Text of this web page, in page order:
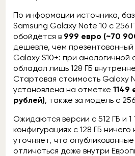
По информации источника,
Samsung Galaxy Note 10 с 256
обойдётся в 999 евро (~70
дешевле, чем презентованный
Galaxy S10+: при аналогичной
обладал лишь 128 ГБ
Стартовая стоимость Galaxy
установлена на отметке 1149
рублей), также за модель с
Ожидаются версии с 512 ГБ и 1
конфигурациях с 128 ГБ
уточняет, что
отличаться даже внутри